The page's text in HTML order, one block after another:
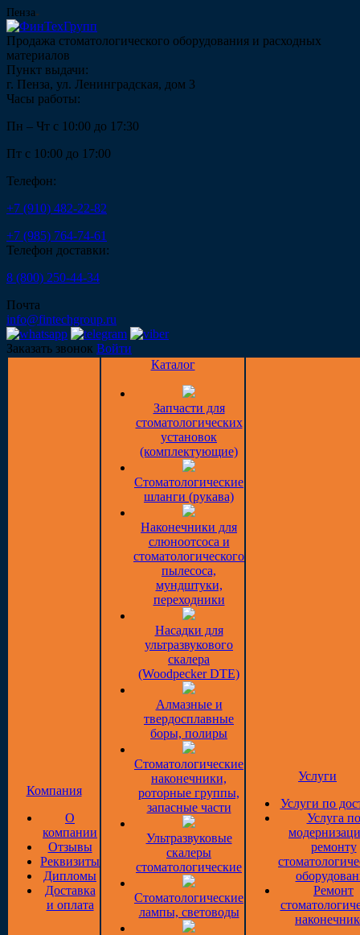
Пенза
Продажа стоматологического оборудования и расходных
материалов
Пункт выдачи:
г. Пенза, ул. Ленинградская, дом 3
Часы работы:
Пн – Чт с 10:00 до 17:30
Пт с 10:00 до 17:00
Телефон:
+7 (910) 482-22-82
+7 (985) 764-74-61
Телефон доставки:
8 (800) 250-44-34
Почта
info@fintechgroup.ru
Заказать звонок Войти
Компания
О
компании
Отзывы
Реквизиты
Дипломы
Доставка
и оплата
Каталог
Запчасти для
стоматологических
установок
(комплектующие)
Стоматологические
шланги (рукава)
Наконечники для
слюноотсоса и
стоматологического
пылесоса,
мундштуки,
переходники
Насадки для
ультразвукового
скалера
(Woodpecker DTE)
Алмазные и
твердосплавные
боры, полиры
Стоматологические
наконечники,
роторные группы,
запасные части
Ультразвуковые
скалеры
стоматологические
Стоматологические
лампы, световоды
Услуги
Услуги по
Услуга по
ремонту
Ремонт